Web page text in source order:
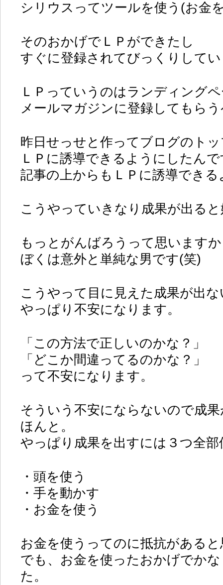
シリウスってツールを使う(お金
そのおかげでＬＰができたし
すぐに登録されてびっくりして
ＬＰっていうのはランディング
メールマガジンに登録してもら
昨日せっせと作ってブログのト
ＬＰに誘導できるようにしたん
記事の上からもＬＰに誘導でき
こうやっていきなり成果が出る
もっとがんばろうって思います
ぼくは意外と単純な男です(笑)
こうやって目に見えた成果が出な
やっぱり不安になります。
「この方法で正しいのかな？」
「どこか間違ってるのかな？」
って不安になります。
そういう不安にならないので成
ほんと。
やっぱり成果を出すには３つ全
・頭を使う
・手を動かす
・お金を使う
お金を使うってのに抵抗がある
でも、お金を使ったおかげでか
た。